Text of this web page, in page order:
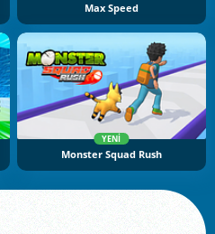
Max Speed
YENI
Monster Squad Rush